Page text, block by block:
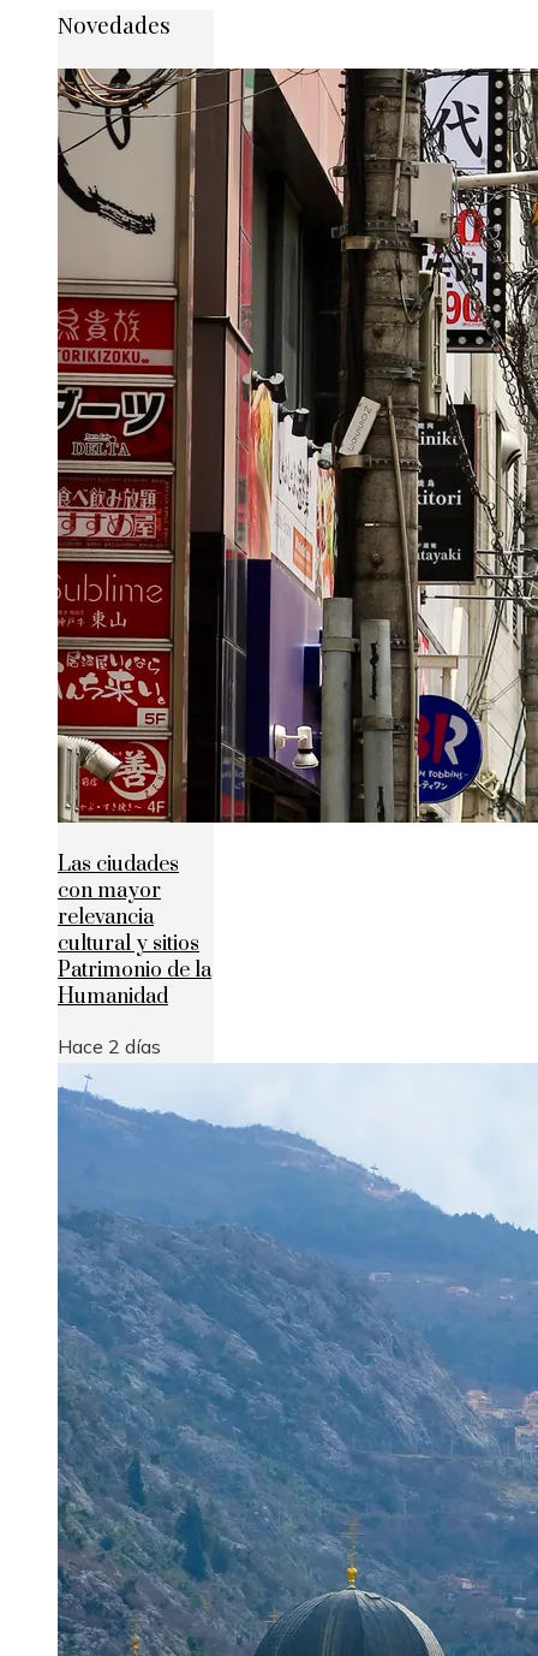
Novedades
Las ciudades
con mayor
relevancia
cultural y sitios
Patrimonio de la
Humanidad
Hace 2 días